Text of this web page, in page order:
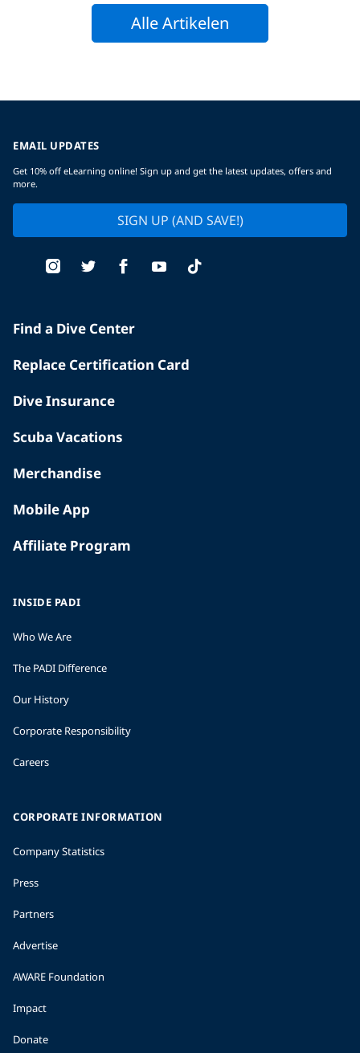
Alle Artikelen
EMAIL UPDATES
Get 10% off eLearning online! Sign up and get the latest updates, offers and
more.
SIGN UP (AND SAVE!)
Find a Dive Center
Replace Certification Card
Dive Insurance
Scuba Vacations
Merchandise
Mobile App
Affiliate Program
INSIDE PADI
Who We Are
The PADI Difference
Our History
Corporate Responsibility
Careers
CORPORATE INFORMATION
Company Statistics
Press
Partners
Advertise
AWARE Foundation
Impact
Donate